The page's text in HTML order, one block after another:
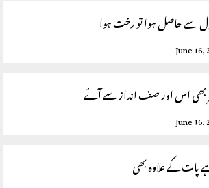
سے حاصل ہوا تو رخت ہوا
June 16,
بھی اس اور صف انداز سے آئے
June 16,
پات کے علاوہ بھی